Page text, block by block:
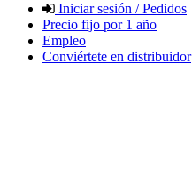
Iniciar sesión / Pedidos
Precio fijo por 1 año
Empleo
Conviértete en distribuidor